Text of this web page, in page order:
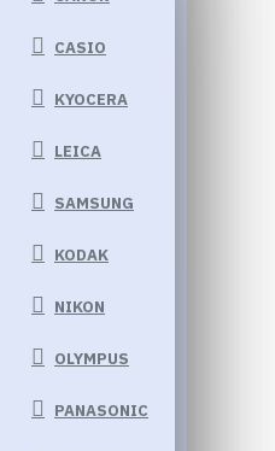
CASIO
KYOCERA
LEICA
SAMSUNG
KODAK
NIKON
OLYMPUS
PANASONIC